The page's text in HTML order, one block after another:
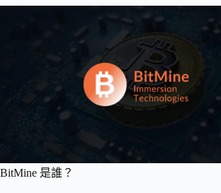
BitMine 是誰？